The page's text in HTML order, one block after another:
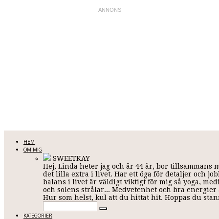
HEM
OM MIG
SWEETKAY
Hej, Linda heter jag och är 44 år, bor tillsammans
det lilla extra i livet. Har ett öga för detaljer och
balans i livet är väldigt viktigt för mig så yoga,
och solens strålar... Medvetenhet och bra
Hur som helst, kul att du hittat hit. Hoppas du
KATEGORIER
LINDA KARLSSON
Allt mellan himmel och jord